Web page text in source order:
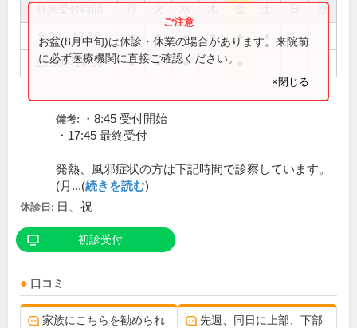
祝
9:00～12:30 ● ● ● ● ●
15:00～18:00 ● ● ●
お盆(8月中旬)は休診・休業の場合があります。来院前
に必ず医療機関に直接ご確認ください。
×閉じる
備考:
・8:45 受付開始
・17:45 最終受付
発熱、風邪症状の方は下記時間で診察しています。
(月...(続きを読む)
休診日: 日、祝
初診受付
口コミ
家族にこちらを勧められ
先週、同日に上部、下部